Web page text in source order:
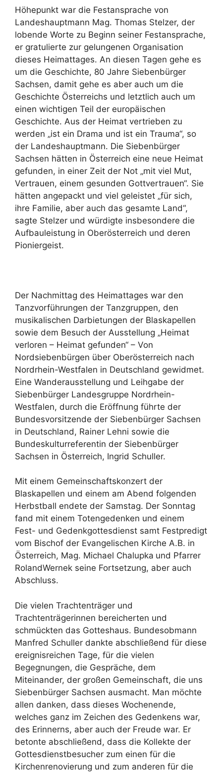
Höhepunkt war die Festansprache von
Landeshauptmann Mag. Thomas Stelzer, der
lobende Worte zu Beginn seiner Festansprache,
er gratulierte zur gelungenen Organisation
dieses Heimattages. An diesen Tagen gehe es
um die Geschichte, 80 Jahre Siebenbürger
Sachsen, damit gehe es aber auch um die
Geschichte Österreichs und letztlich auch um
einen wichtigen Teil der europäischen
Geschichte. Aus der Heimat vertrieben zu
werden „ist ein Drama und ist ein Trauma“, so
der Landeshauptmann. Die Siebenbürger
Sachsen hätten in Österreich eine neue Heimat
gefunden, in einer Zeit der Not „mit viel Mut,
Vertrauen, einem gesunden Gottvertrauen“. Sie
hätten angepackt und viel geleistet „für sich,
ihre Familie, aber auch das gesamte Land“,
sagte Stelzer und würdigte insbesondere die
Aufbauleistung in Oberösterreich und deren
Pioniergeist.
Der Nachmittag des Heimattages war den
Tanzvorführungen der Tanzgruppen, den
musikalischen Darbietungen der Blaskapellen
sowie dem Besuch der Ausstellung „Heimat
verloren – Heimat gefunden“ – Von
Nordsiebenbürgen über Oberösterreich nach
Nordrhein-Westfalen in Deutschland gewidmet.
Eine Wanderausstellung und Leihgabe der
Siebenbürger Landesgruppe Nordrhein-
Westfalen, durch die Eröffnung führte der
Bundesvorsitzende der Siebenbürger Sachsen
in Deutschland, Rainer Lehni sowie die
Bundeskulturreferentin der Siebenbürger
Sachsen in Österreich, Ingrid Schuller.
Mit einem Gemeinschaftskonzert der
Blaskapellen und einem am Abend folgenden
Herbstball endete der Samstag. Der Sonntag
fand mit einem Totengedenken und einem
Fest- und Gedenkgottesdienst samt Festpredigt
vom Bischof der Evangelischen Kirche A.B. in
Österreich, Mag. Michael Chalupka und Pfarrer
RolandWernek seine Fortsetzung, aber auch
Abschluss.
Die vielen Trachtenträger und
Trachtenträgerinnen bereicherten und
schmückten das Gotteshaus. Bundesobmann
Manfred Schuller dankte abschließend für diese
ereignisreichen Tage, für die vielen
Begegnungen, die Gespräche, dem
Miteinander, der großen Gemeinschaft, die uns
Siebenbürger Sachsen ausmacht. Man möchte
allen danken, dass dieses Wochenende,
welches ganz im Zeichen des Gedenkens war,
des Erinnerns, aber auch der Freude war. Er
betonte abschließend, dass die Kollekte der
Gottesdienstbesucher zum einen für die
Kirchenrenovierung und zum anderen für die